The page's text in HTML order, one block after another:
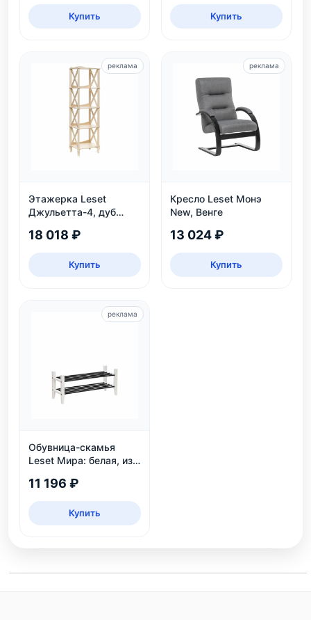
Купить Купить
Этажерка Leset
Джульетта-4, дуб
18 018 ₽
Купить
реклама
Кресло Leset Монэ
New, Венге
13 024 ₽
Купить
реклама
Обувница-скамья
Leset Мира: белая, из
яруса, до 6 пар
11 196 ₽
Купить
реклама